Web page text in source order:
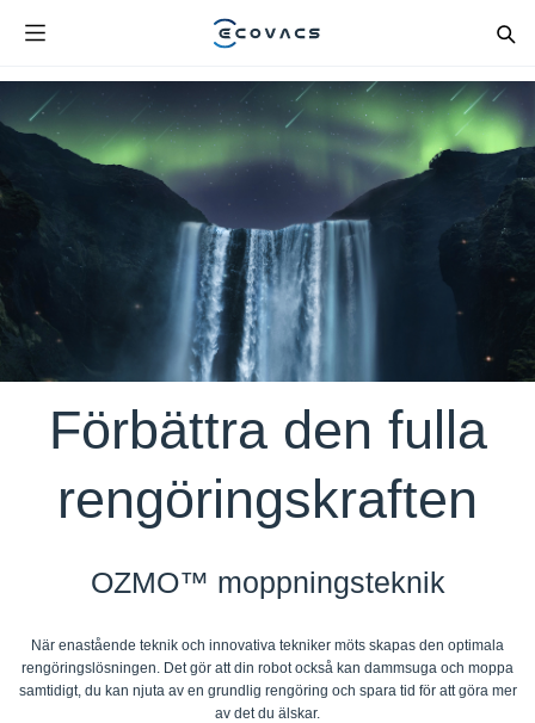
Förbättra den fulla
rengöringskraften
OZMO™ moppningsteknik
När enastående teknik och innovativa tekniker möts skapas den optimala
rengöringslösningen. Det gör att din robot också kan dammsuga och moppa
samtidigt, du kan njuta av en grundlig rengöring och spara tid för att göra mer
av det du älskar.